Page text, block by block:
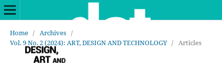
Home / Archives /
Vol. 9 No. 2 (2024): ART, DESIGN AND TECHNOLOGY / Articles